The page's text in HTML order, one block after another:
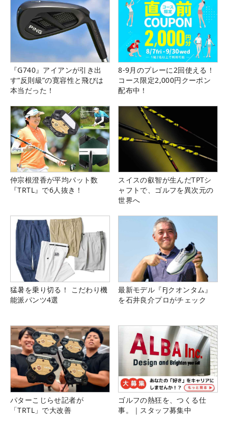
『G740』アイアンが引き出
す“反則級”の寛容性と飛びは
本当だった！
8-9月のプレーに2回使える！
コース限定2,000円クーポン
配布中！
仲宗根澄香が平均パット数
『TRTL』で6人抜き！
スイスの叡智が生んだTPTシ
ャフトで、ゴルフを異次元の
世界へ
猛暑を乗り切る！ こだわり機
能派パンツ4選
最新モデル『FJクオンタム』
を石井良介プロがチェック
パターこじらせ記者が
「TRTL」で大改善
ゴルフの熱狂を、つくる仕
事。｜スタッフ募集中